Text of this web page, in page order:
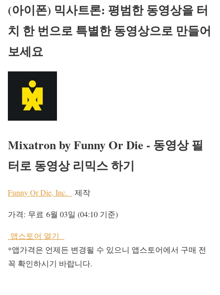
(아이폰) 믹사트론: 평범한 동영상을 터
치 한 번으로 특별한 동영상으로 만들어
보세요
Mixatron by Funny Or Die - 동영상 필
터로 동영상 리믹스 하기
Funny Or Die, Inc. 제작
가격: 무료 6월 03일 (04:10 기준)
앱스토어 열기
*앱가격은 언제든 변경될 수 있으니 앱스토어에서 구매 전
꼭 확인하시기 바랍니다.